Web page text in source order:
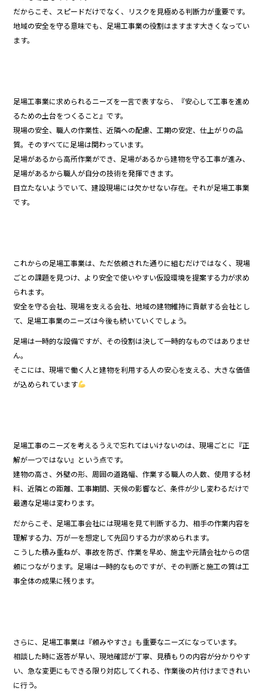
だからこそ、スピードだけでなく、リスクを見極める判断力が重要です。
地域の安全を守る意味でも、足場工事業の役割はますます大きくなってい
ます。
足場工事業に求められるニーズを一言で表すなら、『安心して工事を進め
るための土台をつくること』です。
現場の安全、職人の作業性、近隣への配慮、工期の安定、仕上がりの品
質。そのすべてに足場は関わっています。
足場があるから高所作業ができ、足場があるから建物を守る工事が進み、
足場があるから職人が自分の技術を発揮できます。
目立たないようでいて、建設現場には欠かせない存在。それが足場工事業
です。
これからの足場工事業は、ただ依頼された通りに組むだけではなく、現場
ごとの課題を見つけ、より安全で使いやすい仮設環境を提案する力が求め
られます。
安全を守る会社、現場を支える会社、地域の建物維持に貢献する会社とし
て、足場工事業のニーズは今後も続いていくでしょう。
足場は一時的な設備ですが、その役割は決して一時的なものではありませ
ん。
そこには、現場で働く人と建物を利用する人の安心を支える、大きな価値
が込められています
足場工事のニーズを考えるうえで忘れてはいけないのは、現場ごとに『正
解が一つではない』という点です。
建物の高さ、外壁の形、周囲の道路幅、作業する職人の人数、使用する材
料、近隣との距離、工事期間、天候の影響など、条件が少し変わるだけで
最適な足場は変わります。
だからこそ、足場工事会社には現場を見て判断する力、相手の作業内容を
理解する力、万が一を想定して先回りする力が求められます。
こうした積み重ねが、事故を防ぎ、作業を早め、施主や元請会社からの信
頼につながります。足場は一時的なものですが、その判断と施工の質は工
事全体の成果に残ります。
さらに、足場工事業は『頼みやすさ』も重要なニーズになっています。
相談した時に返答が早い、現地確認が丁寧、見積もりの内容が分かりやす
い、急な変更にもできる限り対応してくれる、作業後の片付けまできれい
に行う。